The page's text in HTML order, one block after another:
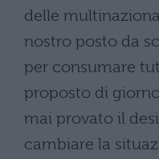
delle
nostro posto da
per consumare
proposto di
mai provato il
cambiare la